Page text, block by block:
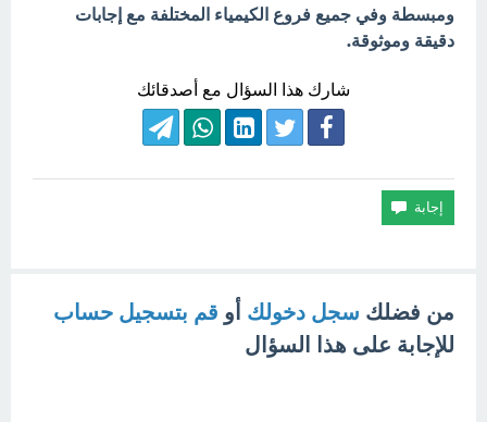
ومبسطة وفي جميع فروع الكيمياء المختلفة مع إجابات
دقيقة وموثوقة.
شارك هذا السؤال مع أصدقائك
من فضلك سجل دخولك أو قم بتسجيل حساب
للإجابة على هذا السؤال